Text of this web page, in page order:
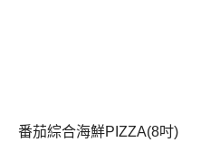
番茄綜合海鮮PIZZA(8吋)